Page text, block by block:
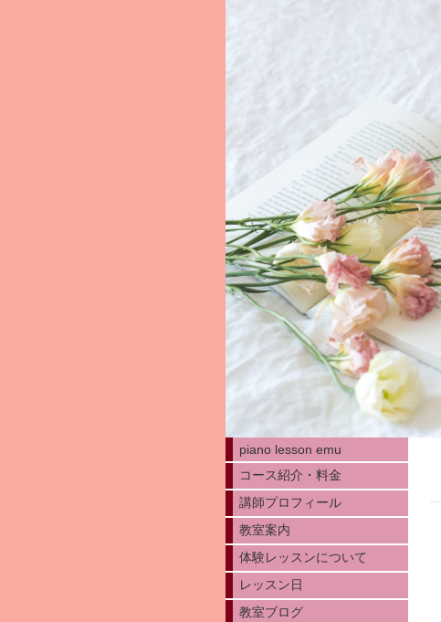
piano lesson emu
コース紹介・料金
講師プロフィール
教室案内
体験レッスンについて
レッスン日
教室ブログ